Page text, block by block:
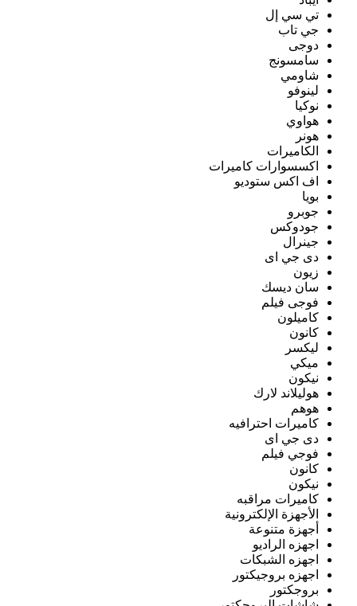
تي سي إل
جي تاب
دوجى
سامسونج
شاومي
لينوفو
نوكيا
هواوي
هونر
الكاميرات
اكسسوارات كاميرات
اف اكس ستوديو
بويا
جوبرو
جودوكس
جينرال
دى جي اى
زيون
سان ديسك
فوجى فيلم
كاميلون
كانون
ليكسر
ميكي
نيكون
هوليلاند لارك
هوهم
كاميرات احترافيه
دى جي اى
فوجي فيلم
كانون
نيكون
كاميرات مراقبه
الأجهزة الإلكترونية
أجهزة متنوعة
اجهزه الراديو
اجهزه الشبكات
اجهزه بروجيكتور
بروجكتور